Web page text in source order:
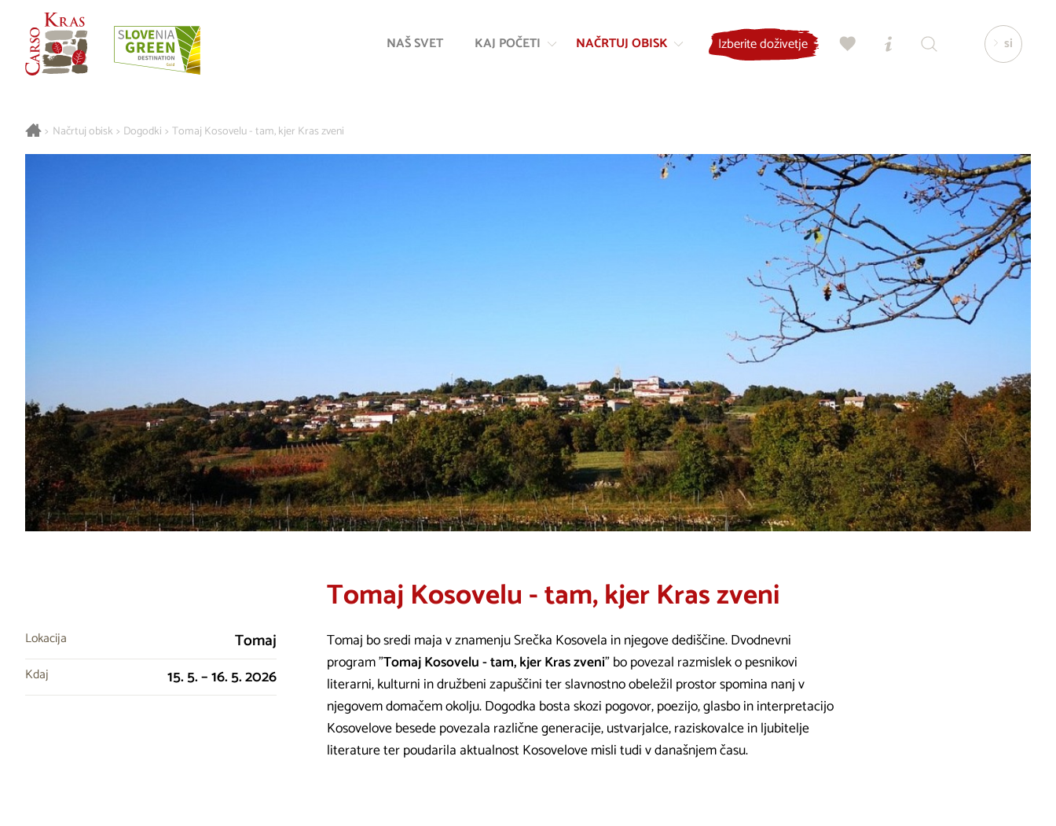
vsebino
NAŠ SVET KAJ POČETI NAČRTUJ OBISK Izberite doživetje si
> Načrtuj obisk > Dogodki > Tomaj Kosovelu - tam, kjer Kras zveni
Tomaj Kosovelu - tam, kjer Kras zveni
Lokacija Tomaj
Kdaj 15. 5. – 16. 5. 2026
Tomaj bo sredi maja v znamenju Srečka Kosovela in njegove dediščine. Dvodnevni
program "Tomaj Kosovelu - tam, kjer Kras zveni" bo povezal razmislek o pesnikovi
literarni, kulturni in družbeni zapuščini ter slavnostno obeležil prostor spomina nanj v
njegovem domačem okolju. Dogodka bosta skozi pogovor, poezijo, glasbo in interpretacijo
Kosovelove besede povezala različne generacije, ustvarjalce, raziskovalce in ljubitelje
literature ter poudarila aktualnost Kosovelove misli tudi v današnjem času.